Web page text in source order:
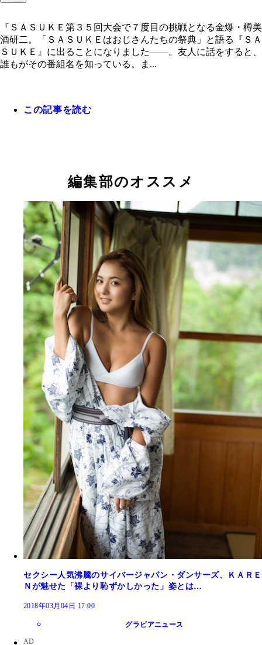
典」と語る
ＳＡＳＵＫＥの代表的なエリアのひとつ「そり立
『ＳＡＳＵＫＥ第３５回大会で７度目の挑戦となる金爆・樽美
酒研二。「ＳＡＳＵＫＥはおじさんたちの祭典」と語る『ＳＡ
ＳＵＫＥ』に出ることになりました――。友人に話をすると、
誰もがその番組名を知っている。ま...
この記事を読む
編集部のオススメ
セクシー人気沸騰のサイバージャパン・ダンサーズ、ＫＡＲＥ
Ｎが魅せた「裸より恥ずかしかった」姿とは…
2018年03月04日 17:00
グラビアニュース